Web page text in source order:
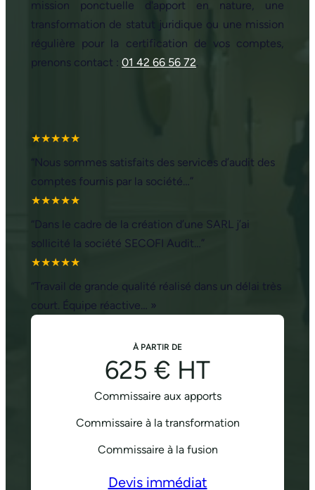
mission ponctuelle d'apport en nature, une
transformation de statut juridique ou une mission
régulière pour la certification de vos comptes,
prenons contact : 01 42 66 56 72.
★★★★★
“Nous sommes satisfaits des services d’audit des
comptes fournis par la société…”
★★★★★
“Dans le cadre de la création d’une SARL j’ai
sollicité la société SECOFI Audit…”
★★★★★
“Travail de grande qualité réalisé dans un délai très
court. Équipe réactive… »
À PARTIR DE
625 € HT
Commissaire aux apports
Commissaire à la transformation
Commissaire à la fusion
Devis immédiat